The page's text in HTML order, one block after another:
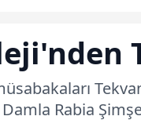
Rabia